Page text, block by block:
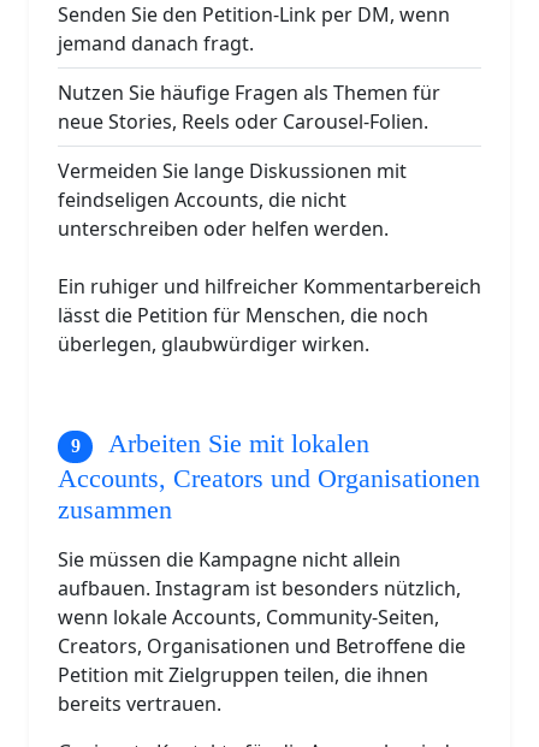
Senden Sie den Petition-Link per DM, wenn
jemand danach fragt.
Nutzen Sie häufige Fragen als Themen für
neue Stories, Reels oder Carousel-Folien.
Vermeiden Sie lange Diskussionen mit
feindseligen Accounts, die nicht
unterschreiben oder helfen werden.
Ein ruhiger und hilfreicher Kommentarbereich
lässt die Petition für Menschen, die noch
überlegen, glaubwürdiger wirken.
Arbeiten Sie mit lokalen
Accounts, Creators und Organisationen
zusammen
Sie müssen die Kampagne nicht allein
aufbauen. Instagram ist besonders nützlich,
wenn lokale Accounts, Community-Seiten,
Creators, Organisationen und Betroffene die
Petition mit Zielgruppen teilen, die ihnen
bereits vertrauen.